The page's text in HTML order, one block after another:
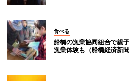
食べる
船橋の漁業協同組合で親
漁業体験も（船橋経済新聞